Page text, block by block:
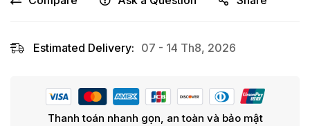
Estimated Delivery: 07 - 14 Th8, 2026
Thanh toán nhanh gọn, an toàn và bảo mật